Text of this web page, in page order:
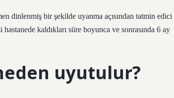
dinlenmiş bir şekilde uyanma açısından tatmin edici
kaldıkları süre boyunca ve sonrasında 6 ay
uyutulur?